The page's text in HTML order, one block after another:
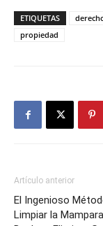
ETIQUETAS
propiedad
Artículo anterior
El Ingenioso
Limpiar la